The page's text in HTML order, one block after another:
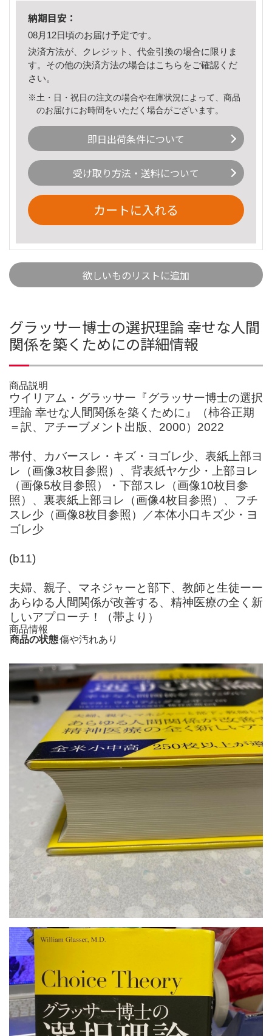
納期目安：
08月12日頃のお届け予定です。
決済方法が、クレジット、代金引換の場合に限りま
す。その他の決済方法の場合はこちら をご確認くだ
さい。
※土・日・祝日の注文の場合や在庫状況によって、商品
のお届けにお時間をいただく場合がございます。
即日出荷条件について
受け取り方法・送料について
カートに入れる
欲しいものリストに追加
グラッサー博士の選択理論 幸せな人間
関係を築くためにの詳細情報
商品説明
ウイリアム・グラッサー『グラッサー博士の選択
理論 幸せな人間関係を築くために』（柿谷正期
＝訳、アチーブメント出版、2000）2022
帯付、カバースレ・キズ・ヨゴレ少、表紙上部ヨ
レ（画像3枚目参照）、背表紙ヤケ少・上部ヨレ
（画像5枚目参照）・下部スレ（画像10枚目参
照）、裏表紙上部ヨレ（画像4枚目参照）、フチ
スレ少（画像8枚目参照）／本体小口キズ少・ヨ
ゴレ少
(b11)
夫婦、親子、マネジャーと部下、教師と生徒ーー
あらゆる人間関係が改善する、精神医療の全く新
しいアプローチ！（帯より）
商品情報
商品の状態傷や汚れあり